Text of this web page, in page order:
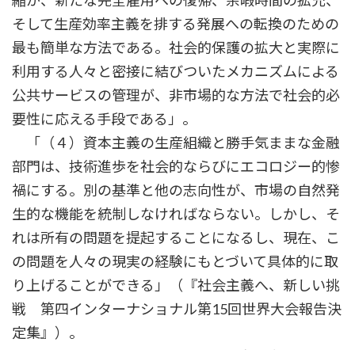
そして生産効率主義を排する発展への転換のための
最も簡単な方法である。社会的保護の拡大と実際に
利用する人々と密接に結びついたメカニズムによる
公共サービスの管理が、非市場的な方法で社会的必
要性に応える手段である」。
「（４）資本主義の生産組織と勝手気ままな金融
部門は、技術進歩を社会的ならびにエコロジー的惨
禍にする。別の基準と他の志向性が、市場の自然発
生的な機能を統制しなければならない。しかし、そ
れは所有の問題を提起することになるし、現在、こ
の問題を人々の現実の経験にもとづいて具体的に取
り上げることができる」（『社会主義へ、新しい挑
戦 第四インターナショナル第15回世界大会報告決
定集』）。